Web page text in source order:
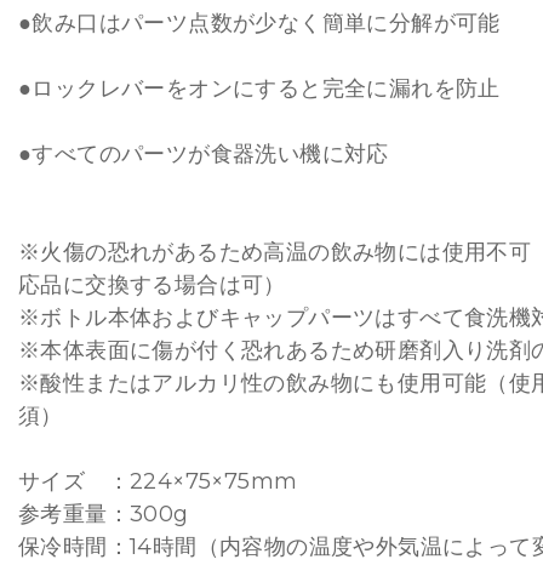
●飲み口はパーツ点数が少なく簡単に分解が可能
●ロックレバーをオンにすると完全に漏れを防止
●すべてのパーツが食器洗い機に対応
※火傷の恐れがあるため高温の飲み物には使用不可
応品に交換する場合は可）
※ボトル本体およびキャップパーツはすべて食洗機
※本体表面に傷が付く恐れあるため研磨剤入り洗剤
※酸性またはアルカリ性の飲み物にも使用可能（使
須）
サイズ ：224×75×75mm
参考重量：300g
保冷時間：14時間（内容物の温度や外気温によって